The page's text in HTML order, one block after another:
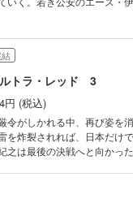
トラ・レッド 3
円 (税込)
令がしかれる中、再び姿を
を炸裂されれば、日本だけ
之は最後の決戦へと向かっ